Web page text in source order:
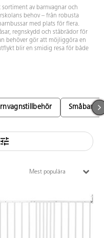
av barnvagnar och
behov – från robusta
med plats för flera.
regnskydd och ståbrädor för
behöver gör att möjliggöra en
blir en smidig resa för både
Mest populära